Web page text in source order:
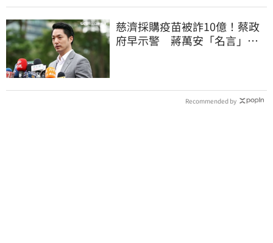
慈濟採購疫苗被詐10億！蔡政
府早示警 蔣萬安「名言」翻
Recommended by